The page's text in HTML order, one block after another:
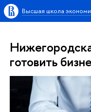
Высшая школа
готовить